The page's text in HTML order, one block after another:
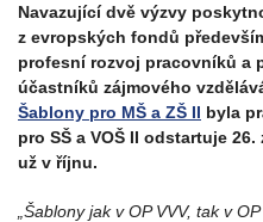
Navazující dvě výzvy
z evropských fondů
profesní rozvoj pracovníků a
účastníků zájmového
Šablony pro MŠ a ZŠ II byla
pro SŠ a VOŠ II odstartuje
už v říjnu.
„Šablony jak v OP VVV, tak v